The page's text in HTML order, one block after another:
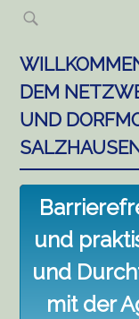
Skip
content
DEM
UND
und
und
mit der